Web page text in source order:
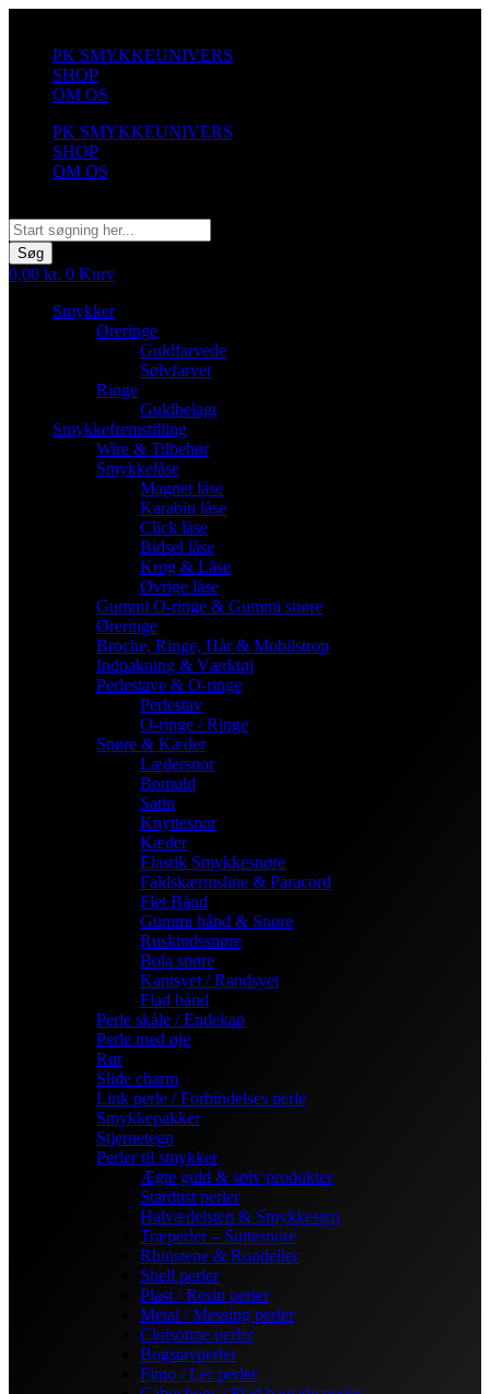
indholdPK SMYKKEUNIVERS
SHOP
OM OS
PK SMYKKEUNIVERS
SHOP
OM OS
Søg
0,00 kr. 0 Kurv
Smykker
Øreringe
Guldfarvede
Sølvfarvet
Ringe
Guldbelagt
Smykkefremstilling
Wire & Tilbehør
Smykkelåse
Magnet låse
Karabin låse
Click låse
Bidsel låse
Krog & Låse
Øvrige låse
Gummi O-ringe & Gummi snøre
Øreringe
Broche, Ringe, Hår & Mobilstrop
Indpakning & Værktøj
Perlestave & O-ringe
Perlestav
O-ringe / Ringe
Snøre & Kæder
Lædersnor
Bomuld
Satin
Knyttesnor
Kæder
Elastik Smykkesnøre
Faldskærmsline & Paracord
Flet Bånd
Gummi bånd & Snøre
Ruskindssnøre
Bola snøre
Kantsyet / Randsyet
Flad bånd
Perle skåle / Endekap
Perle med øje
Rør
Slide charm
Link perle / Forbindelses perle
Smykkepakker
Stjernetegn
Perler til smykker
Ægte guld & sølv produkter
Stardust perler
Halvædelsten & Smykkesten
Træperler – Suttesnore
Rhinstene & Rondeller
Shell perler
Plast / Resin perler
Metal / Messing perler
Cloisonne perler
Bogstavperler
Fimo / Ler perler